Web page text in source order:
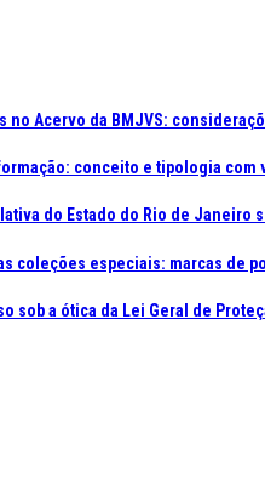
no Acervo da BMJVS:
conceito e tipologia com
do Estado do Rio de Janeiro
coleções especiais: marcas de
sob a ótica da Lei Geral de